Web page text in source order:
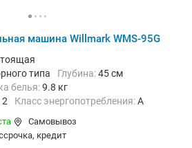
машина Willmark WMS-95G
типа Глубина:45 см
белья:9.8 кг
2 Класс энергопотребления:А
Самовывоз
кредит